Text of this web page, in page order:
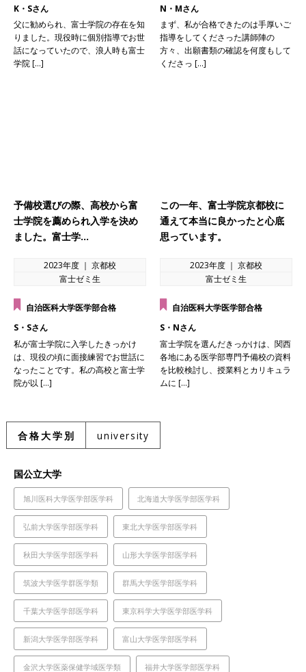
K・Sさん
父に勧められ、富士学院の存在を知
りました。現役時に個別指導でお世
話になっていたので、浪人時も富士
学院 […]
N・Mさん
まず、私が合格できたのは手厚いご
指導をしてくださった講師陣の
方々、出願書類の確認を何度もして
くださっ […]
予備校選びの際、高校から富
士学院を薦められ入学を決め
ました。富士学…
2023年度 ｜ 京都校
富士ゼミ生
自治医科大学医学部合格
S・Sさん
私が富士学院に入学したきっかけ
は、現役の頃に面接練習でお世話に
なったことです。私の高校と富士学
院が以 […]
この一年、富士学院京都校に
通えて本当に良かったと心底
思っています。
2023年度 ｜ 京都校
富士ゼミ生
自治医科大学医学部合格
S・Nさん
富士学院を選んだきっかけは、関西
各地にある医学部専門予備校の資料
を比較検討し、授業料とカリキュラ
ムに […]
合格大学別 university
国公立大学
旭川医科大学医学部医学科 北海道大学医学部医学科
弘前大学医学部医学科 東北大学医学部医学科
秋田大学医学部医学科 山形大学医学部医学科
筑波大学医学群医学類 群馬大学医学部医学科
千葉大学医学部医学科 東京科学大学医学部医学科
新潟大学医学部医学科 富山大学医学部医学科
金沢大学医薬保健学域医学類 福井大学医学部医学科